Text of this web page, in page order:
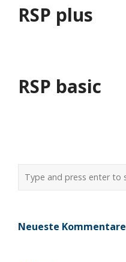
RSP plus
RSP basic
Neueste Kommentare